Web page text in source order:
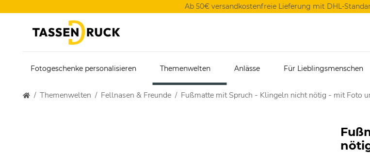
Ab 50€ versandkostenfreie Lieferung mit DHL-
Fotogeschenke personalisieren Themenwelten Anlässe Für Lieblingsmenschen
Themenwelten Fellnasen & Freunde Fußmatte mit Spruch - Klingeln nicht nötig - mit Foto